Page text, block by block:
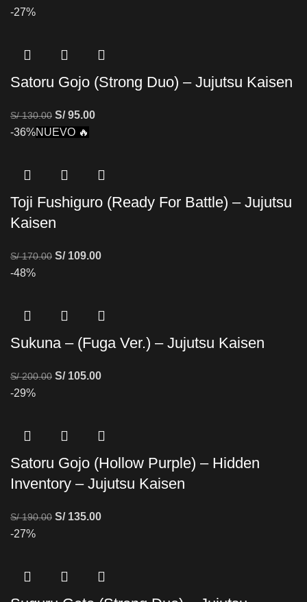
-27%
Satoru Gojo (Strong Duo) – Jujutsu Kaisen
S/130.00 S/95.00
-36%NUEVO 🔥
Toji Fushiguro (Ready For Battle) – Jujutsu
Kaisen
S/170.00 S/109.00
-48%
Sukuna – (Fuga Ver.) – Jujutsu Kaisen
S/200.00 S/105.00
-29%
Satoru Gojo (Hollow Purple) – Hidden
Inventory – Jujutsu Kaisen
S/190.00 S/135.00
-27%